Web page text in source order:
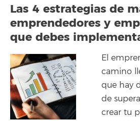
Las 4 estrategias de
emprendedores y
que debes
El
camino
que hay
de
crear tu